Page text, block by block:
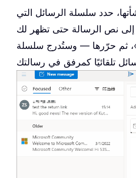
حدد سلسلة الرسائل التي
إلى نص الرسالة حتى تظهر لك
ثم حرّرها — وستُدرج سلسلة